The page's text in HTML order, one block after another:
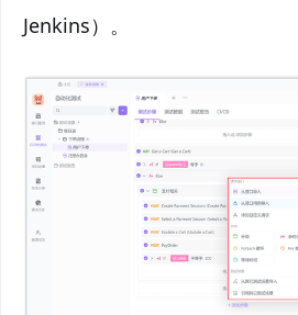
Jenkins）。